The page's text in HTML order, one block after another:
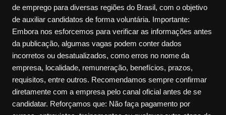
de emprego para diversas regiões do Brasil, com o objetivo
de auxiliar candidatos de forma voluntária. Importante:
Embora nos esforcemos para verificar as informações antes
da publicação, algumas vagas podem conter dados
incorretos ou desatualizados, como erros no nome da
empresa, localidade, remuneração, benefícios, prazos,
requisitos, entre outros. Recomendamos sempre confirmar
diretamente com a empresa pelo canal oficial antes de se
candidatar. Reforçamos que: Não faça pagamento por